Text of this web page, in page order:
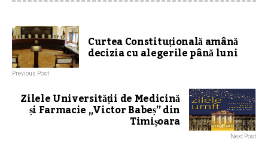
Curtea Constituțională amână
decizia cu alegerile până luni
Previous Post
Zilele Universității de Medicină
și Farmacie „Victor Babeș” din
Timișoara
Next Post